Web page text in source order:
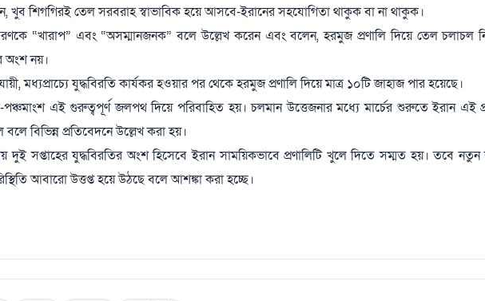
খুব শিগগিরই তেল সরবরাহ স্বাভাবিক হয়ে আসবে-ইরানের সহযোগিতা থাকুক বা না থাকুক।
“খারাপ” এবং “অসম্মানজনক” বলে উল্লেখ করেন এবং বলেন, হরমুজ প্রণালি দিয়ে তেল চলাচল
অংশ নয়।
মধ্যপ্রাচ্যে যুদ্ধবিরতি কার্যকর হওয়ার পর থেকে হরমুজ প্রণালি দিয়ে মাত্র ১০টি জাহাজ পার হয়েছে।
পঞ্চমাংশ এই গুরুত্বপূর্ণ জলপথ দিয়ে পরিবাহিত হয়। চলমান উত্তেজনার মধ্যে মার্চের শুরুতে ইরান এই
বিভিন্ন প্রতিবেদনে উল্লেখ করা হয়।
দুই সপ্তাহের যুদ্ধবিরতির অংশ হিসেবে ইরান সাময়িকভাবে প্রণালিটি খুলে দিতে সম্মত হয়। তবে
আবারো উত্তপ্ত হয়ে উঠছে বলে আশঙ্কা করা হচ্ছে।